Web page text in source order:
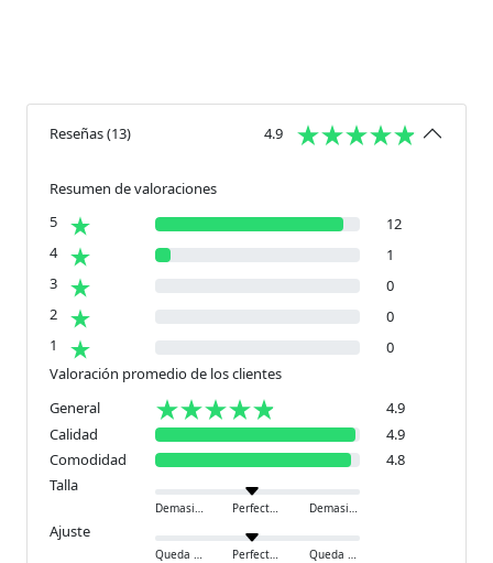
Reseñas(13) 4.9
Resumen de valoraciones
5
12
4
1
3
0
2
0
1
0
Valoración promedio de los clientes
General
4.9
Calidad
4.9
Comodidad
4.8
Talla
Demasiado pequeño Perfecto Demasiado grande
Ajuste
Queda ajustado Perfecto Queda holgado